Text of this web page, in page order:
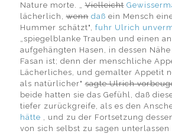
Nature morte. „Vielleicht
lächerlich,wenn daß ein Mensch
Hummer schätzt", fuhr Ulrich
„spiegelblanke Trauben und einen
aufgehängten Hasen, in dessen
Fasan ist; denn der menschliche
Lächerliches, und gemalter Appetit
als natürlicher"sagte Ulrich
beide hatten sie das Gefühl, daß
tiefer zurückgreife, als es den
hätte , und zu der Fortsetzung
von sich selbst zu sagen unterlassen